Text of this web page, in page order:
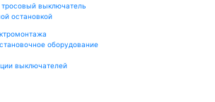
выключатель
остановкой
оборудование
выключателей